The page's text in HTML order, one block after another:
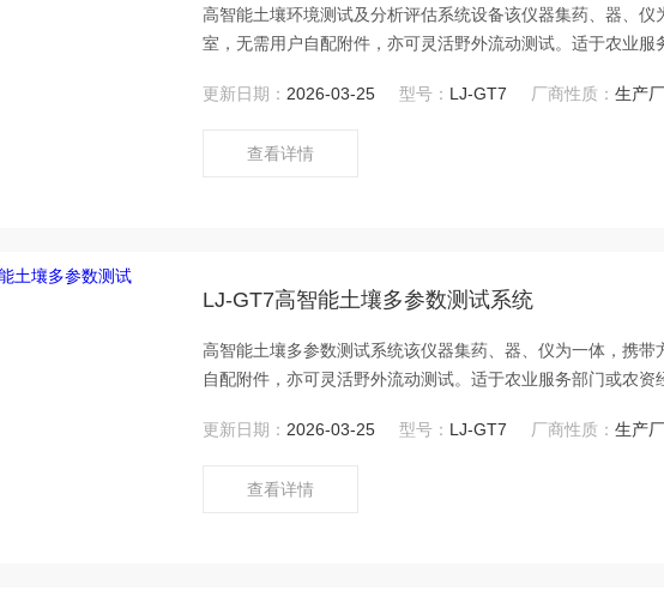
高智能土壤环境测试及分析评估系统设备该仪器集药、器、
室，无需用户自配附件，亦可灵活野外流动测试。适于农业服
更新日期： 2026-03-25 型号： LJ-GT7 厂商性质：生产
查看详情
LJ-GT7高智能土壤多参数测试系统
高智能土壤多参数测试系统该仪器集药、器、仪为一体，携
自配附件，亦可灵活野外流动测试。适于农业服务部门或农资
更新日期： 2026-03-25 型号： LJ-GT7 厂商性质：生产
查看详情